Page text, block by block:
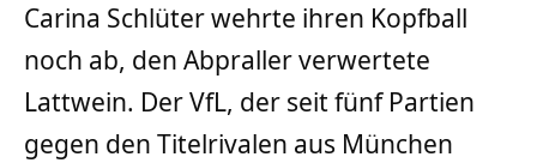
Carina Schlüter wehrte ihren Kopfball
noch ab, den Abpraller verwertete
Lattwein. Der VfL, der seit fünf Partien
gegen den Titelrivalen aus München